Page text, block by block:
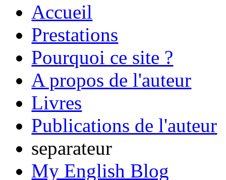
Accueil
Prestations
Pourquoi ce site ?
A propos de l'auteur
Livres
Publications de l'auteur
separateur
My English Blog